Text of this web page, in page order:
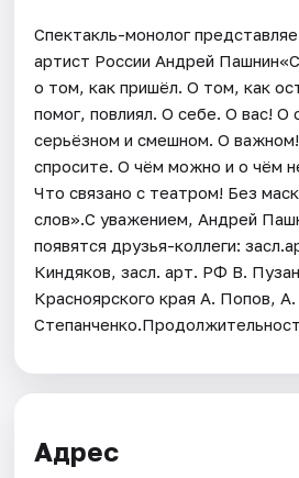
Спектакль-монолог
артист России Андрей
о том, как пришёл. О том, как
помог, повлиял. О себе. О вас! О
серьёзном и смешном. О
спросите. О чём можно и о чём
Что связано с театром! Без
слов».С уважением, Андрей
появятся друзья-коллеги:
Киндяков, засл. арт. РФ В.
Красноярского края А. Попов,
Адрес